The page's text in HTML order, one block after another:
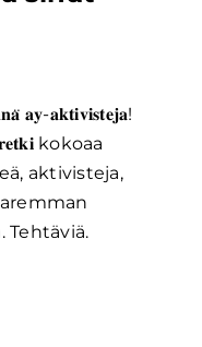
𝐚𝐲-𝐚𝐤𝐭𝐢𝐯𝐢𝐬𝐭𝐞𝐣𝐚!
kokoaa
aktivisteja,
Tehtäviä.